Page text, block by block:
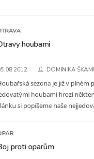
houbami
DOMINIKA
sezona je již v plném
houbami hrozí
si popíšeme naše
proti oparům